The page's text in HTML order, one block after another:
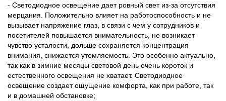
- Светодиодное освещение дает ровный свет из-за отсутствия
мерцания. Положительно влияет на работоспособность и не
вызывает напряжение глаз, в связи с чем у сотрудников и
посетителей повышается внимательность, не возникает
чувство усталости, дольше сохраняется концентрация
внимания, снижается утомляемость. Это особенно актуально,
так как в зимние месяцы световой день очень короток и
естественного освещения не хватает. Светодиодное
освещение создает ощущение комфорта, как при работе, так
и в домашней обстановке;